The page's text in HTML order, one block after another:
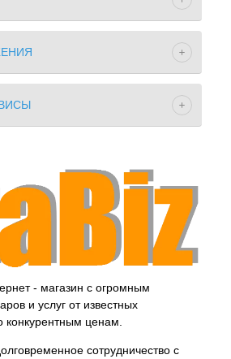
- магазин с огромным
и услуг от известных
конкурентным ценам.
сотрудничество с